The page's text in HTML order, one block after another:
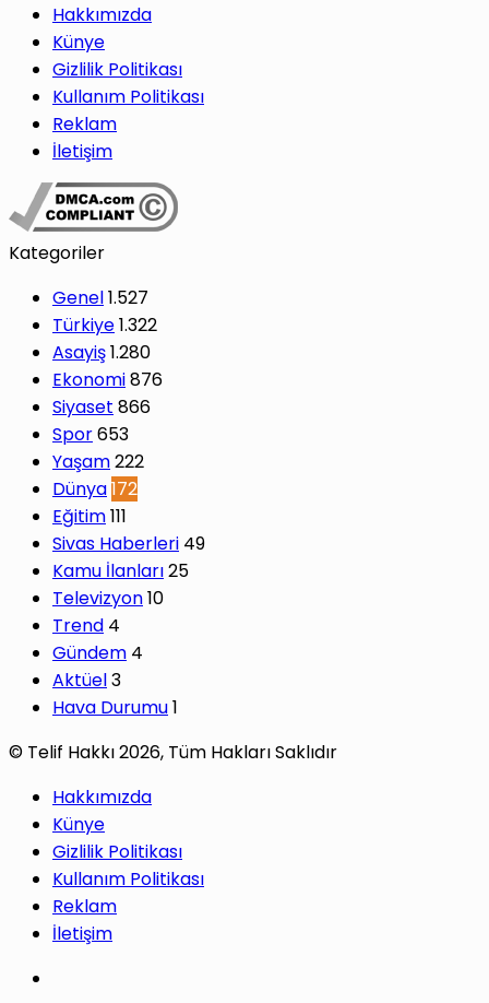
Hakkımızda
Künye
Gizlilik Politikası
Kullanım Politikası
Reklam
İletişim
Kategoriler
Genel1.527
Türkiye1.322
Asayiş1.280
Ekonomi876
Siyaset 866
Spor653
Yaşam222
Dünya172
Eğitim111
Sivas Haberleri 49
Kamu İlanları25
Televizyon10
Trend 4
Gündem 4
Aktüel3
Hava Durumu1
© Telif Hakkı 2026, Tüm Hakları Saklıdır
Hakkımızda
Künye
Gizlilik Politikası
Kullanım Politikası
Reklam
İletişim